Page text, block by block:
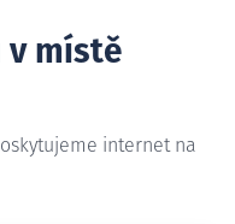
v místě
internet na